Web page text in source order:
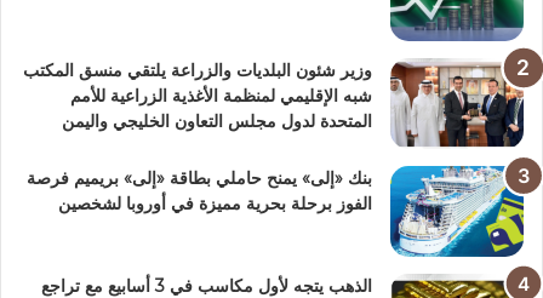
وزير شئون البلديات والزراعة يلتقي منسق المكتب
شبه الإقليمي لمنظمة الأغذية الزراعية للأمم
المتحدة لدول مجلس التعاون الخليجي واليمن
بنك «إلى» يمنح حاملي بطاقة «إلى» بريميم فرصة
الفوز برحلة بحرية مميزة في أوروبا لشخصين
الذهب يتجه لأول مكاسب في 3 أسابيع مع تراجع